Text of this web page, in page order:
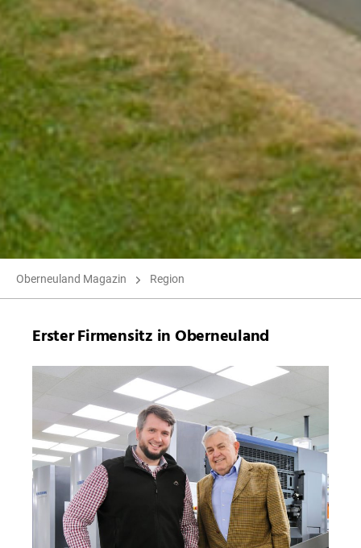
Oberneuland Magazin Region
Erster Firmensitz in Oberneuland